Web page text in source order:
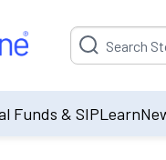
Suggestion will
Funds & SIPLearn